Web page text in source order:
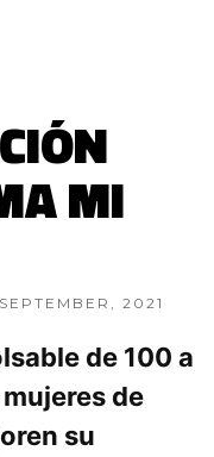
MI
2021
de 100 a
de
su